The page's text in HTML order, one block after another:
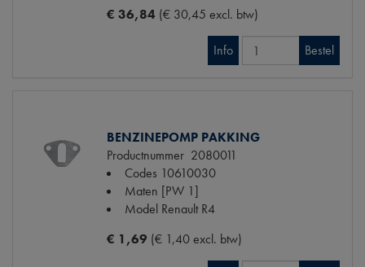
€ 36,84 (€ 30,45 excl. btw)
Info Bestel
BENZINEPOMP PAKKING
Productnummer 2080011
Codes 10610030
Maten [PW 1]
Model Renault R4
€ 1,69 (€ 1,40 excl. btw)